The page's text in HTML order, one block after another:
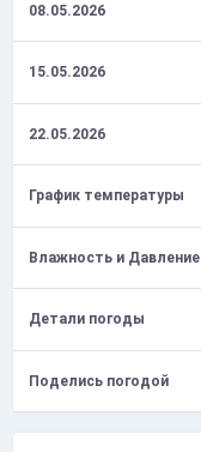
08.05.2026
15.05.2026
22.05.2026
График температуры
Влажность и Давление
Детали погоды
Поделись погодой